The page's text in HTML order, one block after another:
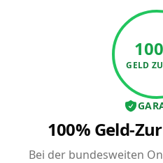
GELD
100% Geld-
Bei der bundesweiten